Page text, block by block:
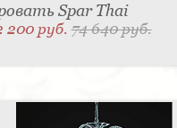
Spar Thai
200 руб.74 640 руб.